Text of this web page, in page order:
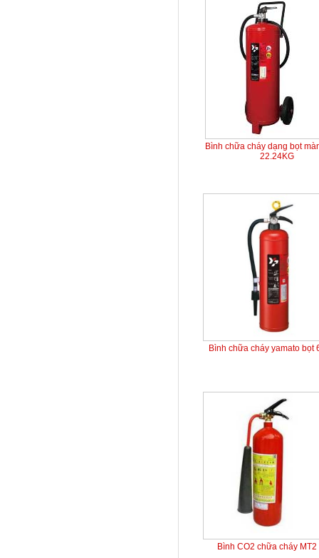
Bình chữa cháy dạng bọt
22.24KG
Bình chữa cháy yamato bọt
Bình CO2 chữa cháy MT2